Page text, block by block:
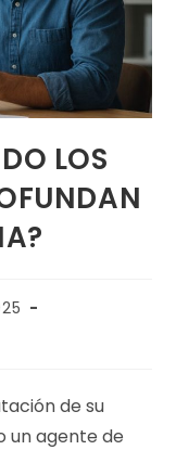
LOS
de su
un agente de